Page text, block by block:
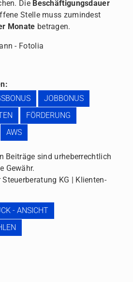
Die Beschäftigungsdauer
Stelle muss zumindest
Monate betragen.
- Fotolia
JOBBONUS
FÖRDERUNG
AWS
Beiträge sind urheberrechtlich
Gewähr.
KG | Klienten-
- ANSICHT